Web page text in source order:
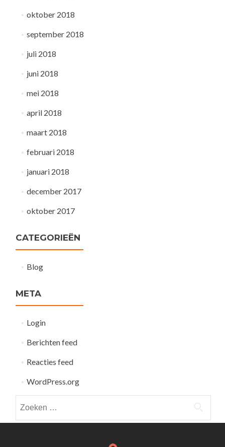
oktober 2018
september 2018
juli 2018
juni 2018
mei 2018
april 2018
maart 2018
februari 2018
januari 2018
december 2017
oktober 2017
CATEGORIEËN
Blog
META
Login
Berichten feed
Reacties feed
WordPress.org
naar: